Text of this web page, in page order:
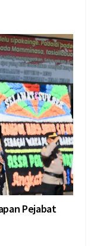
Pejabat